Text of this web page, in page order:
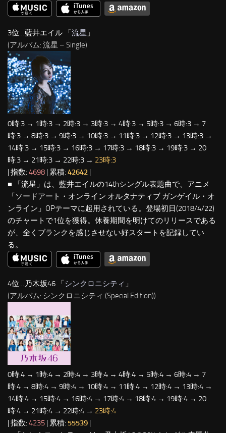
3位…藍井エイル 「 流星 」
(アルバム: 流星 – Single)
0時:3 → 1時:3 → 2時:3 → 3時:3 → 4時:3 → 5時:3 → 6時:3 → 7
時:3 → 8時:3 → 9時:3 → 10時:3 → 11時:3 → 12時:3 → 13時:3 →
14時:3 → 15時:3 → 16時:3 → 17時:3 → 18時:3 → 19時:3 → 20
時:3 → 21時:3 → 22時:3 → 23時:3
| 指数: 4698 | 累積: 42642
■ 「流星」は、藍井エイルの14thシングル表題曲で、アニメ
「ソードアート・オンライン オルタナティブ ガンゲイル・オ
ンライン」OPテーマに起用されている。登場初日(2018/4/22)
のチャートで1位を獲得。休養期間を明けてのリリースである
が、全くブランクを感じさせない好スタートを記録してい
る。
4位…乃木坂46 「シンクロニシティ 」
(アルバム: シンクロニシティ (Special Edition))
0時:4 → 1時:4 → 2時:4 → 3時:4 → 4時:4 → 5時:4 → 6時:4 → 7
時:4 → 8時:4 → 9時:4 → 10時:4 → 11時:4 → 12時:4 → 13時:4 →
14時:4 → 15時:4 → 16時:4 → 17時:4 → 18時:4 → 19時:4 → 20
時:4 → 21時:4 → 22時:4 → 23時:4
| 指数: 4235 | 累積: 55539 |